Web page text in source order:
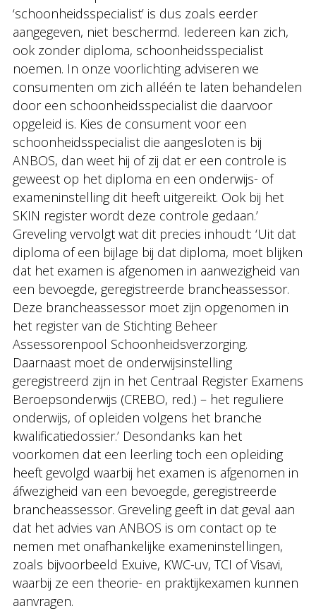
‘schoonheidsspecialist’ is dus zoals eerder
aangegeven, niet beschermd. Iedereen kan zich,
ook zonder diploma, schoonheidsspecialist
noemen. In onze voorlichting adviseren we
consumenten om zich alléén te laten behandelen
door een schoonheidsspecialist die daarvoor
opgeleid is. Kies de consument voor een
schoonheidsspecialist die aangesloten is bij
ANBOS, dan weet hij of zij dat er een controle is
geweest op het diploma en een onderwijs- of
exameninstelling dit heeft uitgereikt. Ook bij het
SKIN register wordt deze controle gedaan.’
Greveling vervolgt wat dit precies inhoudt: ‘Uit dat
diploma of een bijlage bij dat diploma, moet blijken
dat het examen is afgenomen in aanwezigheid van
een bevoegde, geregistreerde brancheassessor.
Deze brancheassessor moet zijn opgenomen in
het register van de Stichting Beheer
Assessorenpool Schoonheidsverzorging.
Daarnaast moet de onderwijsinstelling
geregistreerd zijn in het Centraal Register Examens
Beroepsonderwijs (CREBO, red.) – het reguliere
onderwijs, of opleiden volgens het branche
kwalificatiedossier.’ Desondanks kan het
voorkomen dat een leerling toch een opleiding
heeft gevolgd waarbij het examen is afgenomen in
áfwezigheid van een bevoegde, geregistreerde
brancheassessor. Greveling geeft in dat geval aan
dat het advies van ANBOS is om contact op te
nemen met onafhankelijke exameninstellingen,
zoals bijvoorbeeld Exuive, KWC-uv, TCI of Visavi,
waarbij ze een theorie- en praktijkexamen kunnen
aanvragen.